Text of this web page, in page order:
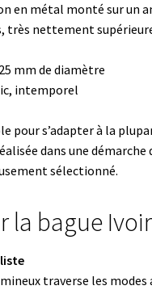
en métal monté sur un
très nettement
mm de diamètre
intemporel
pour s’adapter à la
dans une démarche
sélectionné.
la bague
traverse les modes